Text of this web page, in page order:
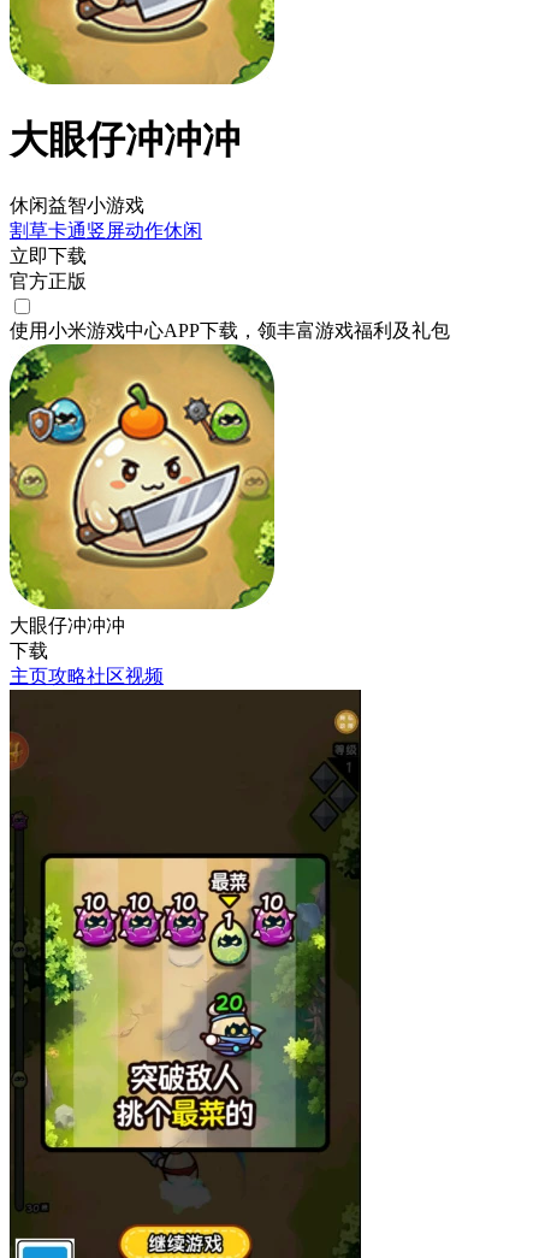
大眼仔冲冲冲
休闲益智小游戏
割草卡通竖屏动作休闲
立即下载
官方正版
使用小米游戏中心APP下载 ，领丰富游戏福利 及礼包
大眼仔冲冲冲
下载
主页攻略社区视频